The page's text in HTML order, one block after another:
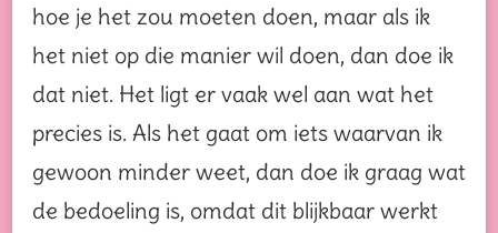
hoe je het zou moeten doen, maar als ik
het niet op die manier wil doen, dan doe ik
dat niet. Het ligt er vaak wel aan wat het
precies is. Als het gaat om iets waarvan ik
gewoon minder weet, dan doe ik graag wat
de bedoeling is, omdat dit blijkbaar werkt